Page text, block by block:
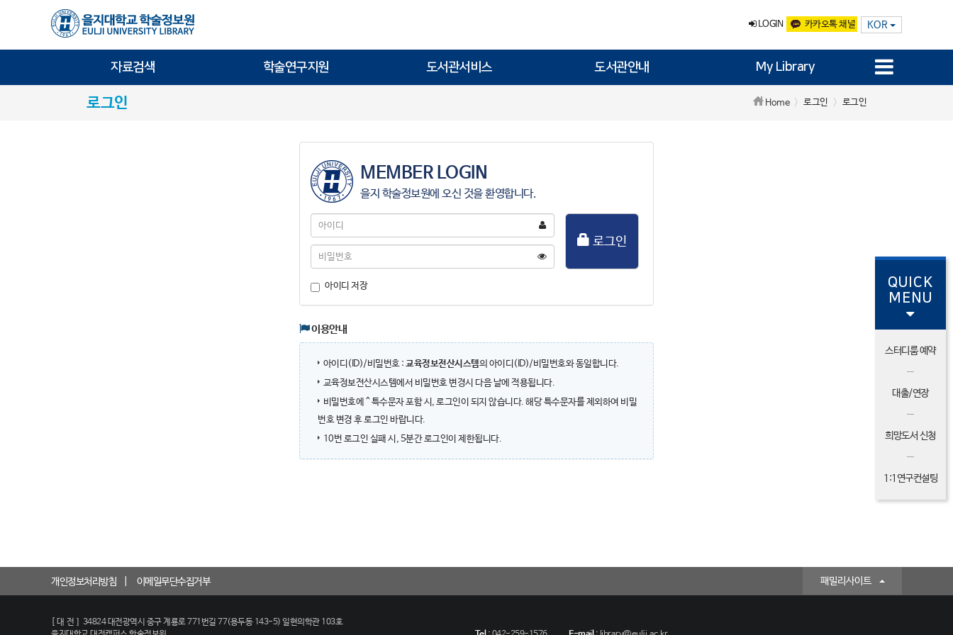
LOGIN 카카오톡 채널 KOR
자료검색 학술연구지원 도서관서비스 도서관안내 My Library
로그인 Home 로그인 로그인
MEMBER LOGIN
을지 학술정보원에 오신 것을 환영합니다.
아
디
비
호
로그인
아이디 저장
이용안내
아이디(ID)/비밀번호 : 교육정보전산시스템의 아이디(ID)/비밀번호와 동일합니다.
교육정보전산시스템에서 비밀번호 변경시 다음 날에 적용됩니다.
비밀번호에 ^ 특수문자 포함 시, 로그인이 되지 않습니다. 해당 특수문자를 제외하여 비밀
번호 변경 후 로그인 바랍니다.
10번 로그인 실패 시, 5분간 로그인이 제한됩니다.
QUICK
MENU
스터디룸 예약
대출/연장
희망도서 신청
1:1연구컨설팅
개인정보처리방침 이메일무단수집거부 패밀리사이트
[대전]
34824 대전광역시 중구 계룡로 771번길 77(용두동 143-5) 일현의학관 103호